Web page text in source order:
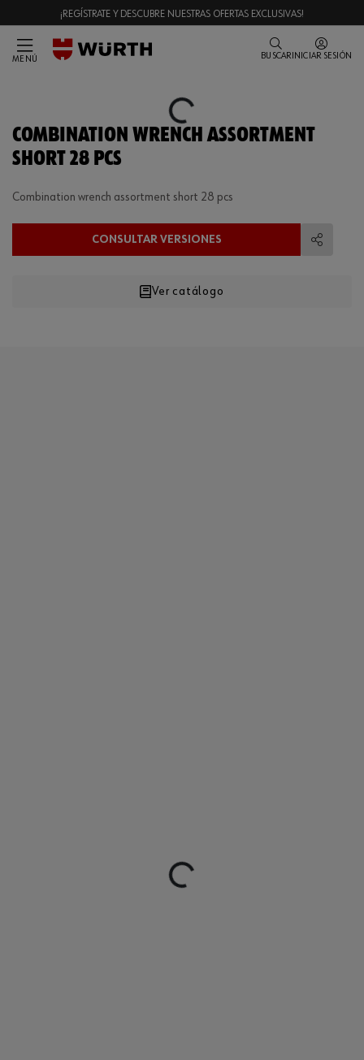
¡REGÍSTRATE Y DESCUBRE NUESTRAS OFERTAS EXCLUSIVAS!
MENÚ BUSCAR INICIAR SESIÓN
Loading...
COMBINATION WRENCH ASSORTMENT
SHORT 28 PCS
Combination wrench assortment short 28 pcs
CONSULTAR VERSIONES
Ver catálogo